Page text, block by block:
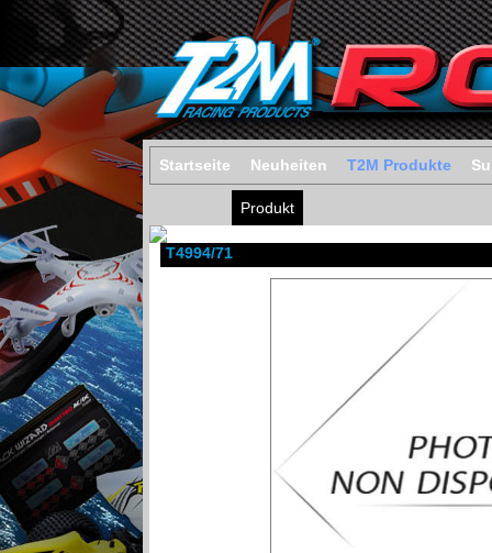
Startseite Neuheiten T2M Produkte
Produkt
T4994/71